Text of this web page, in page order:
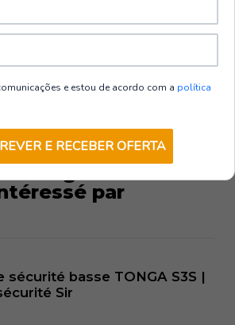
: 35 à 47.
par
sécurité basse TONGA S3S |
Sir
e estou de acordo com a política
E RECEBER OFERTA